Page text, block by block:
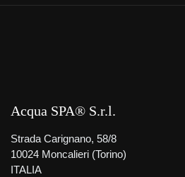
Acqua SPA® S.r.l.
Strada Carignano, 58/8
10024 Moncalieri (Torino)
ITALIA